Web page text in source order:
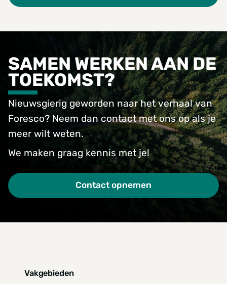
SAMEN WERKEN AAN DE
TOEKOMST?
Nieuwsgierig geworden naar het verhaal van
Foresco? Neem dan contact met ons op als je
meer wilt weten.
We maken graag kennis met je!
Contact opnemen
Vakgebieden